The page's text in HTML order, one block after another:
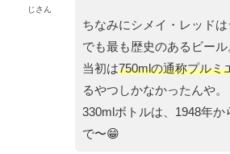
じさん
ちなみにシメイ・レッド
でも最も歴史のあるビール
当初は750mlの通称プルミ
るやつしかなかったんや。
330mlボトルは、1948年
で〜😁